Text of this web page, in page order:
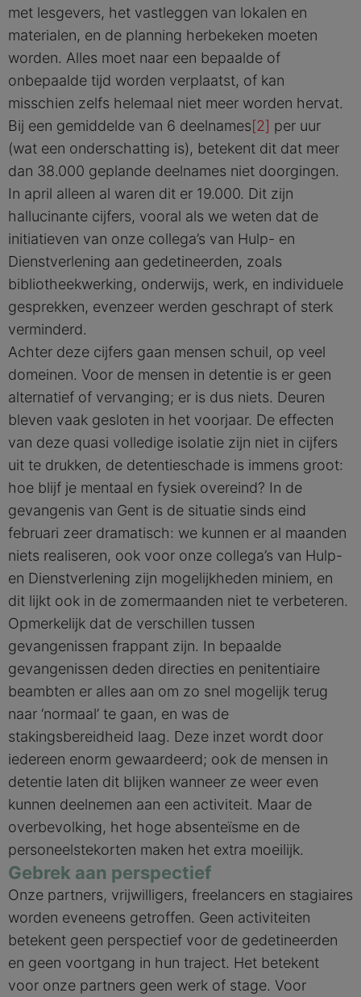
met lesgevers, het vastleggen van lokalen en
materialen, en de planning herbekeken moeten
worden. Alles moet naar een bepaalde of
onbepaalde tijd worden verplaatst, of kan
misschien zelfs helemaal niet meer worden hervat.
Bij een gemiddelde van 6 deelnames[2] per uur
(wat een onderschatting is), betekent dit dat meer
dan 38.000 geplande deelnames niet doorgingen.
In april alleen al waren dit er 19.000. Dit zijn
hallucinante cijfers, vooral als we weten dat de
initiatieven van onze collega’s van Hulp- en
Dienstverlening aan gedetineerden, zoals
bibliotheekwerking, onderwijs, werk, en individuele
gesprekken, evenzeer werden geschrapt of sterk
verminderd.
Achter deze cijfers gaan mensen schuil, op veel
domeinen. Voor de mensen in detentie is er geen
alternatief of vervanging; er is dus niets. Deuren
bleven vaak gesloten in het voorjaar. De effecten
van deze quasi volledige isolatie zijn niet in cijfers
uit te drukken, de detentieschade is immens groot:
hoe blijf je mentaal en fysiek overeind? In de
gevangenis van Gent is de situatie sinds eind
februari zeer dramatisch: we kunnen er al maanden
niets realiseren, ook voor onze collega’s van Hulp-
en Dienstverlening zijn mogelijkheden miniem, en
dit lijkt ook in de zomermaanden niet te verbeteren.
Opmerkelijk dat de verschillen tussen
gevangenissen frappant zijn. In bepaalde
gevangenissen deden directies en penitentiaire
beambten er alles aan om zo snel mogelijk terug
naar ‘normaal’ te gaan, en was de
stakingsbereidheid laag. Deze inzet wordt door
iedereen enorm gewaardeerd; ook de mensen in
detentie laten dit blijken wanneer ze weer even
kunnen deelnemen aan een activiteit. Maar de
overbevolking, het hoge absenteïsme en de
personeelstekorten maken het extra moeilijk.
Gebrek aan perspectief
Onze partners, vrijwilligers, freelancers en stagiaires
worden eveneens getroffen. Geen activiteiten
betekent geen perspectief voor de gedetineerden
en geen voortgang in hun traject. Het betekent
voor onze partners geen werk of stage. Voor